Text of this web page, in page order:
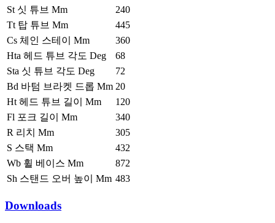
St 싯 튜브 Mm
240
Tt 탑 튜브 Mm
445
Cs 체인 스테이 Mm
360
Hta 헤드 튜브 각도 Deg
68
Sta 싯 튜브 각도 Deg
72
Bd 바텀 브라켓 드롭 Mm 20
Ht 헤드 튜브 길이 Mm
120
Fl 포크 길이 Mm
340
R 리치 Mm
305
S 스택 Mm
432
Wb 휠 베이스 Mm
872
Sh 스탠드 오버 높이 Mm 483
Downloads